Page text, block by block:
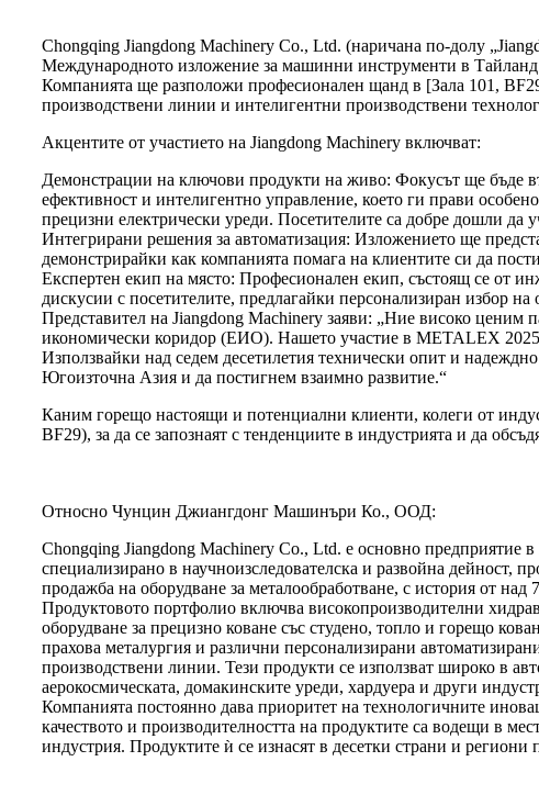
Chongqing Jiangdong Machinery Co., Ltd. (наричана по-долу
Международното изложение за машинни инструменти в
Компанията ще разположи професионален щанд в [Зала 101,
производствени линии и интелигентни производствени
Акцентите от участието на Jiangdong Machinery включват:
Демонстрации на ключови продукти на живо: Фокусът ще бъде
ефективност и интелигентно управление, което ги прави
прецизни електрически уреди. Посетителите са добре дошли да
Интегрирани решения за автоматизация: Изложението ще
демонстрирайки как компанията помага на клиентите си да
Експертен екип на място: Професионален екип, състоящ се от
дискусии с посетителите, предлагайки персонализиран избор
Представител на Jiangdong Machinery заяви: „Ние високо ценим
икономически коридор (ЕИО). Нашето участие в METALEX 2025
Използвайки над седем десетилетия технически опит и
Югоизточна Азия и да постигнем взаимно развитие.“
Каним горещо настоящи и потенциални клиенти, колеги от
BF29), за да се запознаят с тенденциите в индустрията и да
Относно Чунцин Джиангдонг Машинъри Ко., ООД:
Chongqing Jiangdong Machinery Co., Ltd. е основно предприятие
специализирано в научноизследователска и развойна дейност,
продажба на оборудване за металообработване, с история от над
Продуктовото портфолио включва високопроизводителни
оборудване за прецизно коване със студено, топло и горещо
прахова металургия и различни персонализирани
производствени линии. Тези продукти се използват широко в
аерокосмическата, домакинските уреди, хардуера и други
Компанията постоянно дава приоритет на технологичните
качеството и производителността на продуктите са водещи в
индустрия. Продуктите ѝ се изнасят в десетки страни и региони